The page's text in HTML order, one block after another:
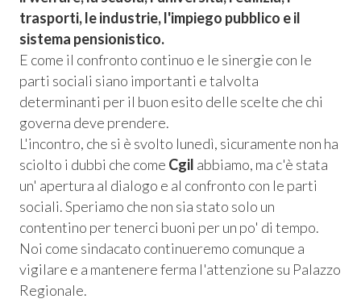
trasporti, le industrie, l'impiego pubblico e il
sistema pensionistico.
E come il confronto continuo e le sinergie con le
parti sociali siano importanti e talvolta
determinanti per il buon esito delle scelte che chi
governa deve prendere.
L'incontro, che si è svolto lunedì, sicuramente non ha
sciolto i dubbi che come Cgil abbiamo, ma c'è stata
un' apertura al dialogo e al confronto con le parti
sociali. Speriamo che non sia stato solo un
contentino per tenerci buoni per un po' di tempo.
Noi come sindacato continueremo comunque a
vigilare e a mantenere ferma l'attenzione su Palazzo
Regionale.